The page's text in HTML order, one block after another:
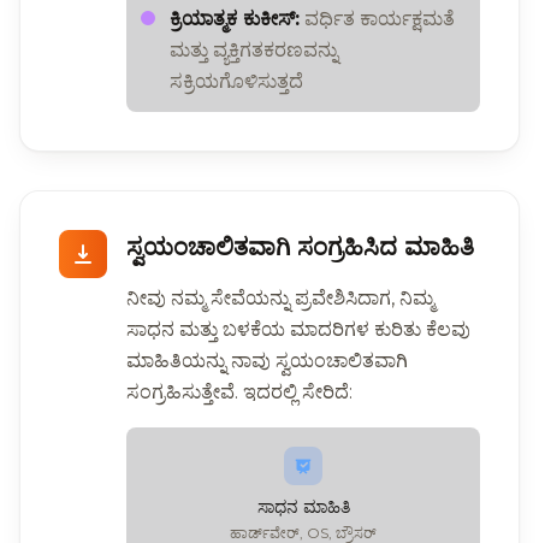
ಕ್ರಿಯಾತ್ಮಕ ಕುಕೀಸ್: ವರ್ಧಿತ ಕಾರ್ಯಕ್ಷಮತೆ
ಮತ್ತು ವ್ಯಕ್ತಿಗತಕರಣವನ್ನು
ಸಕ್ರಿಯಗೊಳಿಸುತ್ತದೆ
ಸ್ವಯಂಚಾಲಿತವಾಗಿ ಸಂಗ್ರಹಿಸಿದ ಮಾಹಿತಿ
ನೀವು ನಮ್ಮ ಸೇವೆಯನ್ನು ಪ್ರವೇಶಿಸಿದಾಗ, ನಿಮ್ಮ
ಸಾಧನ ಮತ್ತು ಬಳಕೆಯ ಮಾದರಿಗಳ ಕುರಿತು ಕೆಲವು
ಮಾಹಿತಿಯನ್ನು ನಾವು ಸ್ವಯಂಚಾಲಿತವಾಗಿ
ಸಂಗ್ರಹಿಸುತ್ತೇವೆ. ಇದರಲ್ಲಿ ಸೇರಿದೆ:
ಸಾಧನ ಮಾಹಿತಿ
ಹಾರ್ಡ್‌ವೇರ್, OS, ಬ್ರೌಸರ್